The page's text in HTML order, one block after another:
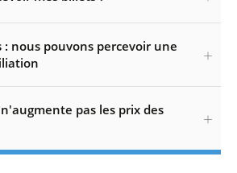
: nous pouvons percevoir une
pas les prix des